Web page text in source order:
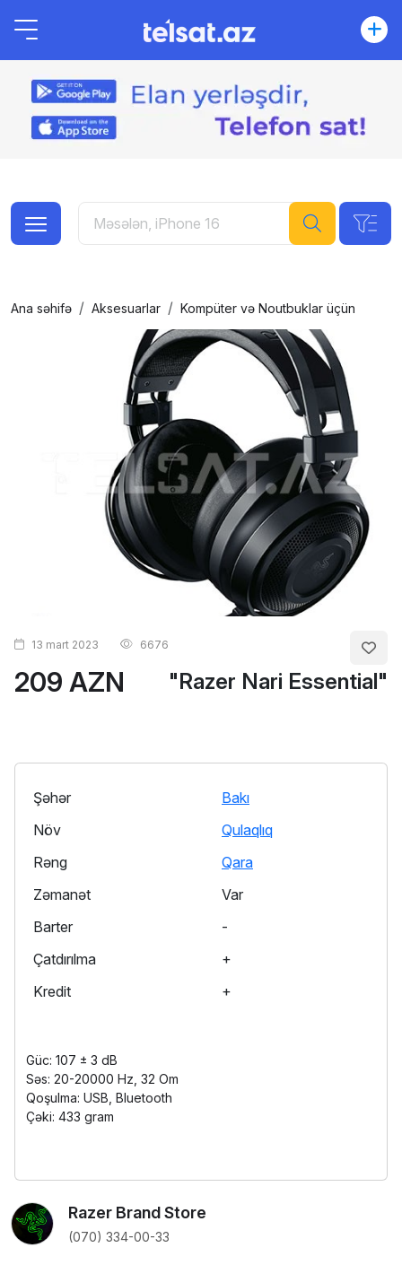
Ana səhifə Aksesuarlar Kompüter və Noutbuklar üçün
209 AZN "Razer Nari Essential"
13 mart 2023 6676
Şəhər
Bakı
Növ
Qulaqlıq
Rəng
Qara
Zəmanət
Var
Barter
-
Çatdırılma
+
Kredit
+
Güc: 107 ± 3 dB
Səs: 20-20000 Hz, 32 Om
Qoşulma: USB, Bluetooth
Çəki: 433 gram
Razer Brand Store
(070) 334-00-33